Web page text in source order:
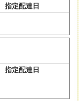
指定配達日
指定配達日